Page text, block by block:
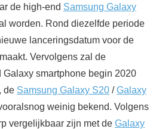
de high-end Samsung Galaxy
worden. Rond diezelfde periode
lanceringsdatum voor de
Vervolgens zal de
smartphone begin 2020
de Samsung Galaxy S20 /Galaxy
weinig bekend. Volgens
vergelijkbaar zijn met de Galaxy